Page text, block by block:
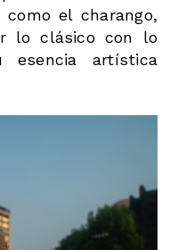
el charango,
lo clásico con lo
esencia artística